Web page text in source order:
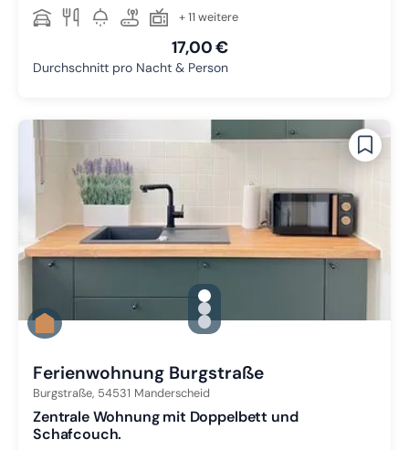
+ 11 weitere
17,00 €
Durchschnitt pro Nacht & Person
gallery.slide_selector
Zu Slide 1 wechseln
Zu Slide 2 wechseln
Zu Slide 3 wechseln
Ferienwohnung Burgstraße
Burgstraße, 54531 Manderscheid
Zentrale Wohnung mit Doppelbett und
Schafcouch.